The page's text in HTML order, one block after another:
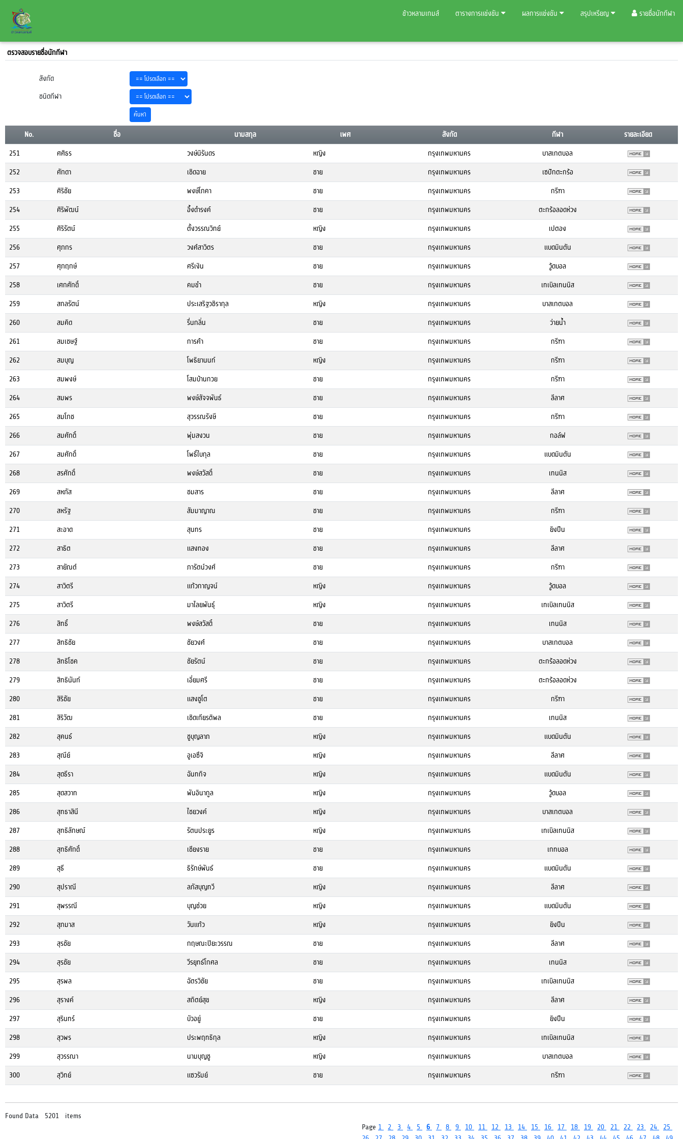
ข้าวหลามเกมส์ ตารางการแข่งขัน ผลการแข่งขัน สรุปเหรียญ รายชื่อนักกีฬา
ตรวจสอบรายชื่อนักกีฬา
สังกัด
ชนิดกีฬา
No. ชื่อ นามสกุล เพศ สังกัด กีฬา
รายละเอียด
251
ศศิธร วงษ์นิรันดร หญิง กรุงเทพมหานคร
บาสเกตบอล
252
ศักดา เชิดฉาย ชาย กรุงเทพมหานคร
เซปักตะกร้อ
253
ศิริชัย พงษ์โภคา ชาย กรุงเทพมหานคร
กรีฑา
254
ศิริพัฒน์ อึ้งดำรงค์ ชาย กรุงเทพมหานคร
ตะกร้อลอดห่วง
255
ศิริรัตน์ ตั้งวรรณวิทย์ หญิง กรุงเทพมหานคร
เปตอง
256
ศุภกร วงศ์สาวิตร ชาย กรุงเทพมหานคร
แบดมินตัน
257
ศุภฤกษ์ ศรีเงิน ชาย กรุงเทพมหานคร
วู้ดบอล
258
เศกศักดิ์ คมขำ ชาย กรุงเทพมหานคร
เทเบิลเทนนิส
259
สกลรัตน์ ประเสริฐวชิรากุล หญิง กรุงเทพมหานคร
บาสเกตบอล
260
สมคิด รื่นกลิ่น ชาย กรุงเทพมหานคร
ว่ายน้ำ
261
สมเชษฐ์ การค้า ชาย กรุงเทพมหานคร
กรีฑา
262
สมบุญ โพธิยานนท์ หญิง กรุงเทพมหานคร
กรีฑา
263
สมพงษ์ โสมบ้านกวย ชาย กรุงเทพมหานคร
กรีฑา
264
สมพร พงษ์สัจจพันธ์ ชาย กรุงเทพมหานคร
ลีลาศ
265
สมโภช สุวรรณรังษี ชาย กรุงเทพมหานคร
กรีฑา
266
สมศักดิ์ พุ่มสงวน ชาย กรุงเทพมหานคร
กอล์ฟ
267
สมศักดิ์ โพธิ์ใบกุล ชาย กรุงเทพมหานคร
แบดมินตัน
268
สรศักดิ์ พงษ์สวัสดิ์ ชาย กรุงเทพมหานคร
เทนนิส
269
สหภัส ชมสาร ชาย กรุงเทพมหานคร
ลีลาศ
270
สหรัฐ สัมมาญาณ ชาย กรุงเทพมหานคร
กรีฑา
271
สะอาด สุนทร ชาย กรุงเทพมหานคร
ยิงปืน
272
สาธิต แสงทอง ชาย กรุงเทพมหานคร
ลีลาศ
273
สายัณต์ ภารัตน์วงศ์ ชาย กรุงเทพมหานคร
กรีฑา
274
สาวิตรี แก้วกาญจน์ หญิง กรุงเทพมหานคร
วู้ดบอล
275
สาวิตรี มาไลยพันธุ์ หญิง กรุงเทพมหานคร
เทเบิลเทนนิส
276
สิทธิ์ พงษ์สวัสดิ์ ชาย กรุงเทพมหานคร
เทนนิส
277
สิทธิชัย ชัยวงศ์ ชาย กรุงเทพมหานคร
บาสเกตบอล
278
สิทธิโชค ชัยรัตน์ ชาย กรุงเทพมหานคร
ตะกร้อลอดห่วง
279
สิทธินันท์ เอี่ยมศรี ชาย กรุงเทพมหานคร
ตะกร้อลอดห่วง
280
สิริชัย แสงชูโต ชาย กรุงเทพมหานคร
กรีฑา
281
สิริวัฒ เชิดเกียรติพล ชาย กรุงเทพมหานคร
เทนนิส
282
สุคนธ์ ชูบุญลาภ หญิง กรุงเทพมหานคร
แบดมินตัน
283
สุณีย์ อูเอซึจิ หญิง กรุงเทพมหานคร
ลีลาศ
284
สุดธีรา ฉันทกิจ หญิง กรุงเทพมหานคร
แบดมินตัน
285
สุดสวาท พันอินากูล หญิง กรุงเทพมหานคร
วู้ดบอล
286
สุทธาสินี ไชยวงค์ หญิง กรุงเทพมหานคร
บาสเกตบอล
287
สุทธิลักษณ์ รัตนประยูร หญิง กรุงเทพมหานคร
เทเบิลเทนนิส
288
สุทธิศักดิ์ เชียงราย ชาย กรุงเทพมหานคร
เกทบอล
289
สุธี ธิรักษ์พันธ์ ชาย กรุงเทพมหานคร
แบดมินตัน
290
สุปราณี ลภัสบุญทวี หญิง กรุงเทพมหานคร
ลีลาศ
291
สุพรรณี บุญช่วย หญิง กรุงเทพมหานคร
แบดมินตัน
292
สุภมาส วันแก้ว หญิง กรุงเทพมหานคร
ยิงปืน
293
สุรชัย กฤษณะปิยะวรรณ ชาย กรุงเทพมหานคร
ลีลาศ
294
สุรชัย วีรยุทธ์โกศล ชาย กรุงเทพมหานคร
เทนนิส
295
สุรพล ฉัตรวิชัย ชาย กรุงเทพมหานคร
เทเบิลเทนนิส
296
สุรางค์ สถิตย์สุข หญิง กรุงเทพมหานคร
ลีลาศ
297
สุรินทร์ บัวอยู่ ชาย กรุงเทพมหานคร
ยิงปืน
298
สุวพร ประพฤทธิกุล หญิง กรุงเทพมหานคร
เทเบิลเทนนิส
299
สุวรรณา นามบุญชู หญิง กรุงเทพมหานคร
บาสเกตบอล
300
สุวิทย์ แซวรัมย์ ชาย กรุงเทพมหานคร กรีฑา
Found Data 5201 items
Page 1 2 3 4 5 6 7 8 9 10 11 12 13 14 15 16 17 18 19 20 21 22 23 24
25